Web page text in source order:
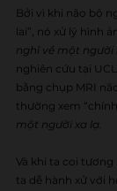
Bởi vì khi não bộ
lai”, nó xử lý hình
nghĩ về một người
nghiên cứu tại
bằng chụp MRI
thường xem
một người xa lạ.
Và khi ta coi
ta dễ hành xử với